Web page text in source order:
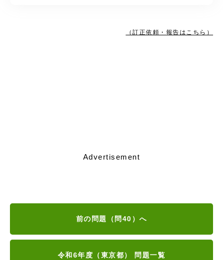
（訂正依頼・報告はこちら）
Advertisement
前の問題（問40）へ
令和6年度（東京都） 問題一覧